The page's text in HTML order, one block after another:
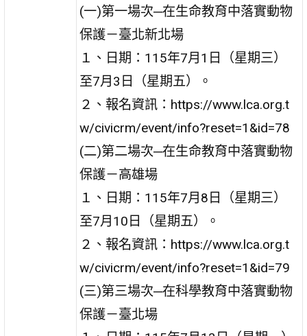
(一)第一場次─在生命教育中落實動物
保護－臺北新北場
１、日期：115年7月1日（星期三）
至7月3日（星期五）。
２、報名資訊：https://www.lca.org.t
w/civicrm/event/info?reset=1&id=78
(二)第二場次─在生命教育中落實動物
保護－高雄場
１、日期：115年7月8日（星期三）
至7月10日（星期五）。
２、報名資訊：https://www.lca.org.t
w/civicrm/event/info?reset=1&id=79
(三)第三場次─在科學教育中落實動物
保護－臺北場